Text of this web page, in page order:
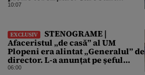
zonele vizate, începând chiar de
10:07
EXCLUSIV
STENOGRAME |
Afaceristul „de casă” al UM
Plopeni era alintat „Generalul” de
director. L-a anunțat pe șeful
uzinei că i-a adus „subțireanu,
06:00